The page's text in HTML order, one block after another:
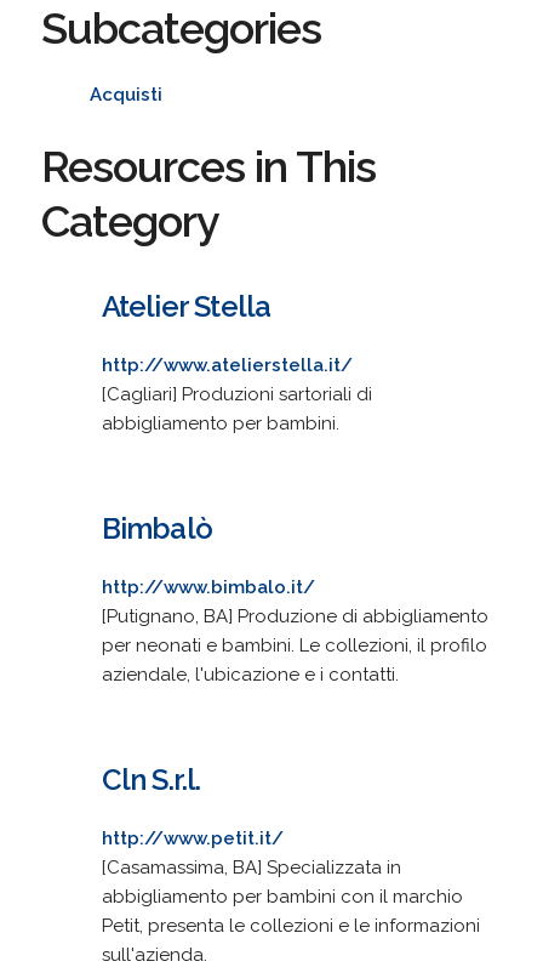
Subcategories
Acquisti
Resources in This
Category
Atelier Stella
http://www.atelierstella.it/
[Cagliari] Produzioni sartoriali di
abbigliamento per bambini.
Bimbalò
http://www.bimbalo.it/
[Putignano, BA] Produzione di abbigliamento
per neonati e bambini. Le collezioni, il profilo
aziendale, l'ubicazione e i contatti.
Cln S.r.l.
http://www.petit.it/
[Casamassima, BA] Specializzata in
abbigliamento per bambini con il marchio
Petit, presenta le collezioni e le informazioni
sull'azienda.